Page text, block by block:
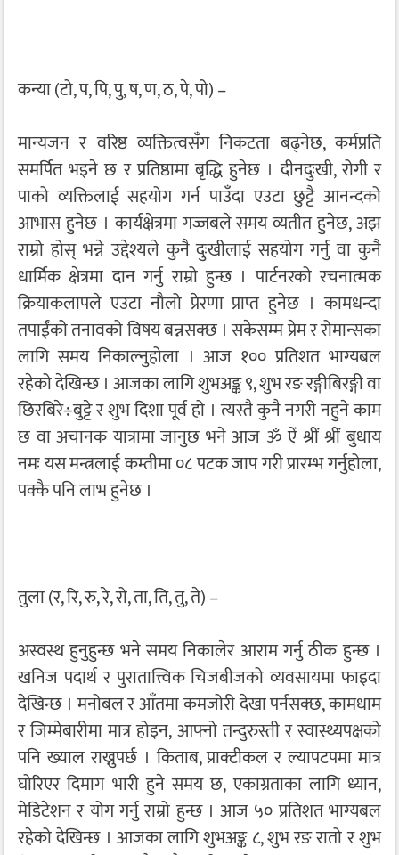
कन्या (टो, प, पि, पु, ष, ण, ठ, पे, पो) –
मान्यजन र वरिष्ठ व्यक्तित्वसँग निकटता बढ्नेछ, कर्मप्रति
समर्पित भइने छ र प्रतिष्ठामा बृद्धि हुनेछ । दीनदुःखी, रोगी र
पाको व्यक्तिलाई सहयोग गर्न पाउँदा एउटा छुट्टै आनन्दको
आभास हुनेछ । कार्यक्षेत्रमा गज्जबले समय व्यतीत हुनेछ, अझ
राम्रो होस् भन्ने उद्देश्यले कुनै दुःखीलाई सहयोग गर्नु वा कुनै
धार्मिक क्षेत्रमा दान गर्नु राम्रो हुन्छ । पार्टनरको रचनात्मक
क्रियाकलापले एउटा नौलो प्रेरणा प्राप्त हुनेछ । कामधन्दा
तपाईंको तनावको विषय बन्नसक्छ । सकेसम्म प्रेम र रोमान्सका
लागि समय निकाल्नुहोला । आज १०० प्रतिशत भाग्यबल
रहेको देखिन्छ । आजका लागि शुभअङ्क ९, शुभ रङ रङ्गीबिरङ्गी वा
छिरबिरे÷बुट्टे र शुभ दिशा पूर्व हो । त्यस्तै कुनै नगरी नहुने काम
छ वा अचानक यात्रामा जानुछ भने आज ॐ ऐं श्रीं श्रीं बुधाय
नमः यस मन्त्रलाई कम्तीमा ०८ पटक जाप गरी प्रारम्भ गर्नुहोला,
पक्कै पनि लाभ हुनेछ ।
तुला (र, रि, रु, रे, रो, ता, ति, तु, ते) –
अस्वस्थ हुनुहुन्छ भने समय निकालेर आराम गर्नु ठीक हुन्छ ।
खनिज पदार्थ र पुरातात्त्विक चिजबीजको व्यवसायमा फाइदा
देखिन्छ । मनोबल र आँतमा कमजोरी देखा पर्नसक्छ, कामधाम
र जिम्मेबारीमा मात्र होइन, आफ्नो तन्दुरुस्ती र स्वास्थ्यपक्षको
पनि ख्याल राख्नुपर्छ । किताब, प्राक्टीकल र ल्यापटपमा मात्र
घोरिएर दिमाग भारी हुने समय छ, एकाग्रताका लागि ध्यान,
मेडिटेशन र योग गर्नु राम्रो हुन्छ । आज ५० प्रतिशत भाग्यबल
रहेको देखिन्छ । आजका लागि शुभअङ्क ८, शुभ रङ रातो र शुभ